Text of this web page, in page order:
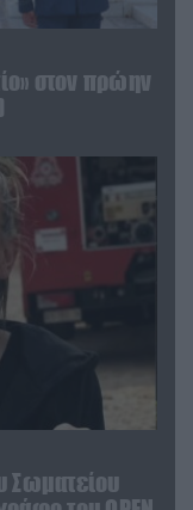
στον πρώην
Σωματείου